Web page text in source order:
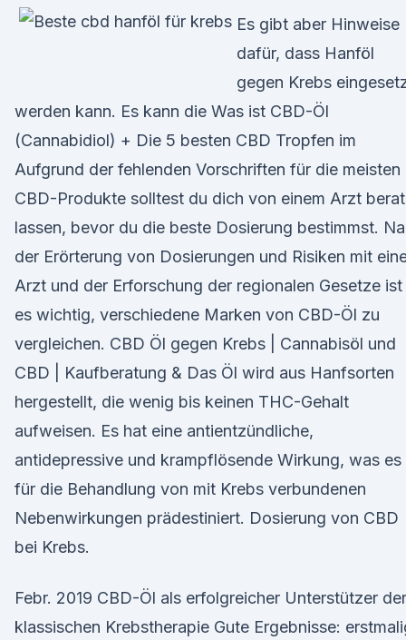
Es gibt aber Hinweise
dafür, dass Hanföl
gegen Krebs
werden kann. Es kann die Was ist CBD-Öl
(Cannabidiol) + Die 5 besten CBD Tropfen im
Aufgrund der fehlenden Vorschriften für die meisten
CBD-Produkte solltest du dich von einem Arzt
lassen, bevor du die beste Dosierung bestimmst.
der Erörterung von Dosierungen und Risiken mit
Arzt und der Erforschung der regionalen Gesetze ist
es wichtig, verschiedene Marken von CBD-Öl zu
vergleichen. CBD Öl gegen Krebs | Cannabisöl und
CBD | Kaufberatung & Das Öl wird aus Hanfsorten
hergestellt, die wenig bis keinen THC-Gehalt
aufweisen. Es hat eine antientzündliche,
antidepressive und krampflösende Wirkung, was es
für die Behandlung von mit Krebs verbundenen
Nebenwirkungen prädestiniert. Dosierung von CBD
bei Krebs.
Febr. 2019 CBD-Öl als erfolgreicher Unterstützer der
klassischen Krebstherapie Gute Ergebnisse: